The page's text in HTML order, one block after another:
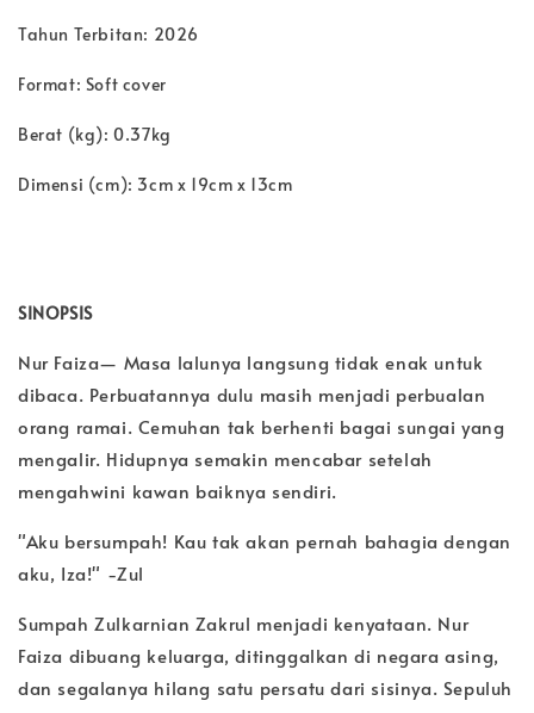
Tahun Terbitan: 2026
Format: Soft cover
Berat (kg): 0.37kg
Dimensi (cm): 3cm x 19cm x 13cm
SINOPSIS
Nur Faiza— Masa lalunya langsung tidak enak untuk
dibaca. Perbuatannya dulu masih menjadi perbualan
orang ramai. Cemuhan tak berhenti bagai sungai yang
mengalir. Hidupnya semakin mencabar setelah
mengahwini kawan baiknya sendiri.
"Aku bersumpah! Kau tak akan pernah bahagia dengan
aku, Iza!" -Zul
Sumpah Zulkarnian Zakrul menjadi kenyataan. Nur
Faiza dibuang keluarga, ditinggalkan di negara asing,
dan segalanya hilang satu persatu dari sisinya. Sepuluh